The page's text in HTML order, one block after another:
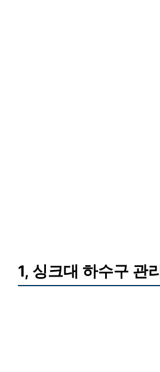
1, 싱크대 하수구 관리